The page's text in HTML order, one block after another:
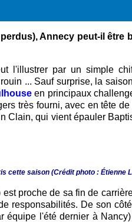
Annecy peut-il être
l'illustrer par un simple
... Sauf surprise, la
en principaux
très fourni, avec en tête
Clain, qui vient épauler
cette saison (Crédit photo : Étienne
proche de sa fin de
responsabilités. De son
équipe l'été dernier à